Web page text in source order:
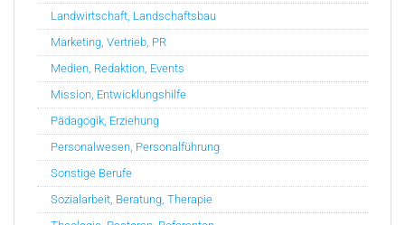
Landwirtschaft, Landschaftsbau
Marketing, Vertrieb, PR
Medien, Redaktion, Events
Mission, Entwicklungshilfe
Pädagogik, Erziehung
Personalwesen, Personalführung
Sonstige Berufe
Sozialarbeit, Beratung, Therapie